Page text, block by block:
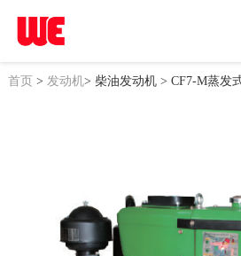
首页> 发动机> 柴油发动机> CF7-M蒸发